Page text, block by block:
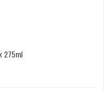
275ml